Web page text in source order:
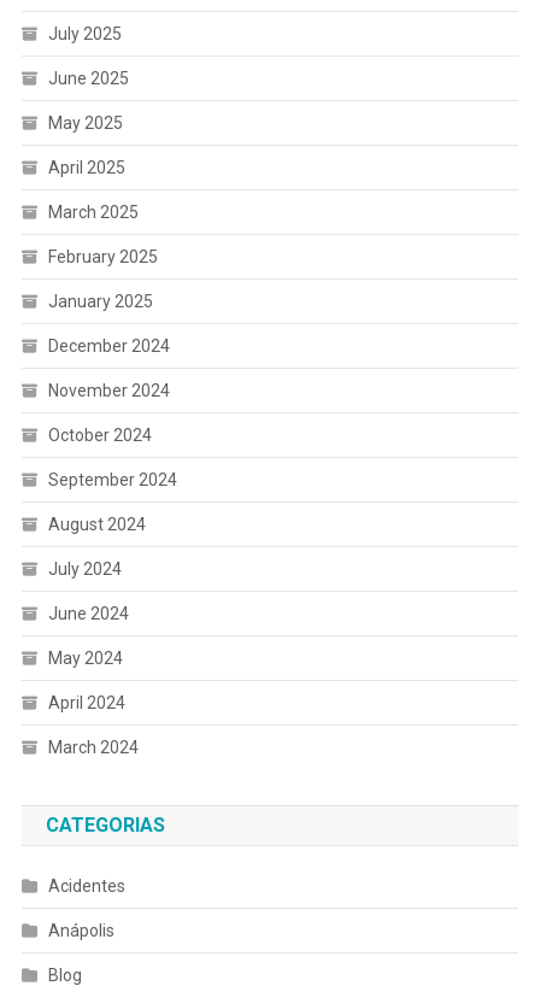
July 2025
June 2025
May 2025
April 2025
March 2025
February 2025
January 2025
December 2024
November 2024
October 2024
September 2024
August 2024
July 2024
June 2024
May 2024
April 2024
March 2024
CATEGORIAS
Acidentes
Anápolis
Blog